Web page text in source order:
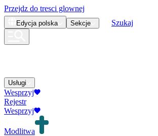
Przejdz do tresci glownej
Edycja polska Sekcje Szukaj
Usługi
Wesprzyj
Rejestr
Wesprzyj
Modlitwa